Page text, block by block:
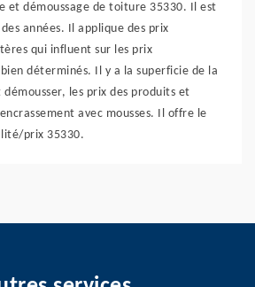
et démoussage de toiture 35330. Il est
années. Il applique des prix
qui influent sur les prix
déterminés. Il y a la superficie de la
les prix des produits et
avec mousses. Il offre le
prix 35330.